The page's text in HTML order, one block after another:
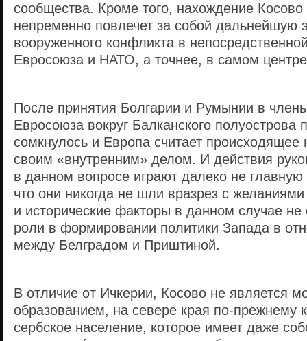
сообщества. Кроме того, нахождение
непременно повлечет за собой дальнейшую
вооруженного конфликта в
Евросоюза и НАТО, а точнее, в самом центре
После принятия Болгарии и Румынии в
Евросоюза вокруг Балканского полуострова
сомкнулось и Европа считает происходящее
своим «внутренним» делом. И действия
в данном вопросе играют далеко не
что они никогда не шли вразрез с
и исторические факторы в данном случае не
роли в формировании политики Запада в
между Белградом и Приштиной.
В отличие от Ичкерии, Косово не является
образованием, на севере края по-прежнему
сербское население, которое имеет даже